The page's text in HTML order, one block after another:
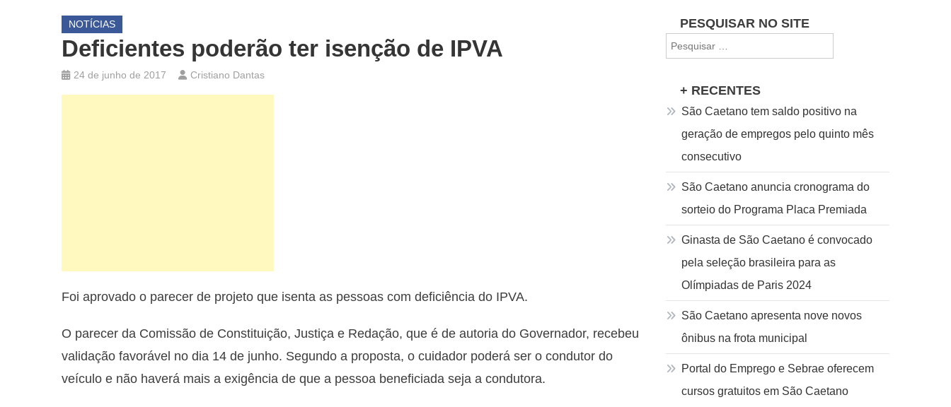
NOTÍCIAS
Deficientes poderão ter isenção de IPVA
24 de junho de 2017 Cristiano Dantas
Foi aprovado o parecer de projeto que isenta as pessoas com deficiência do IPVA.
O parecer da Comissão de Constituição, Justiça e Redação, que é de autoria do Governador, recebeu
validação favorável no dia 14 de junho. Segundo a proposta, o cuidador poderá ser o condutor do
veículo e não haverá mais a exigência de que a pessoa beneficiada seja a condutora.
PESQUISAR NO SITE
por:
+ RECENTES
São Caetano tem saldo positivo na
geração de empregos pelo quinto mês
consecutivo
São Caetano anuncia cronograma do
sorteio do Programa Placa Premiada
Ginasta de São Caetano é convocado
pela seleção brasileira para as
Olímpiadas de Paris 2024
São Caetano apresenta nove novos
ônibus na frota municipal
Portal do Emprego e Sebrae oferecem
cursos gratuitos em São Caetano